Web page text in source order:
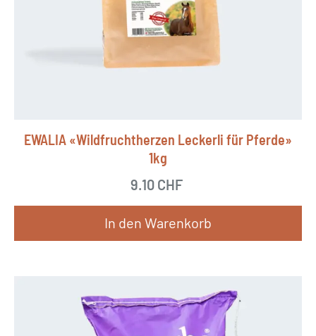
EWALIA «Wildfruchtherzen Leckerli für Pferde»
1kg
9.10 CHF
In den Warenkorb